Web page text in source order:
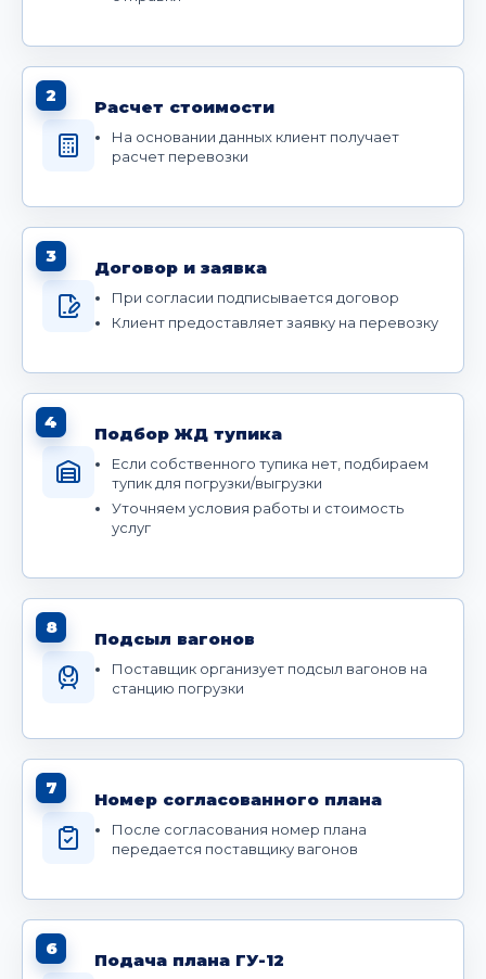
2
Расчет стоимости
На основании данных клиент получает
расчет перевозки
3
Договор и заявка
При согласии подписывается договор
Клиент предоставляет заявку на перевозку
4
Подбор ЖД тупика
Если собственного тупика нет, подбираем
тупик для погрузки/выгрузки
Уточняем условия работы и стоимость
услуг
8
Подсыл вагонов
Поставщик организует подсыл вагонов на
станцию погрузки
7
Номер согласованного плана
После согласования номер плана
передается поставщику вагонов
6
Подача плана ГУ-12